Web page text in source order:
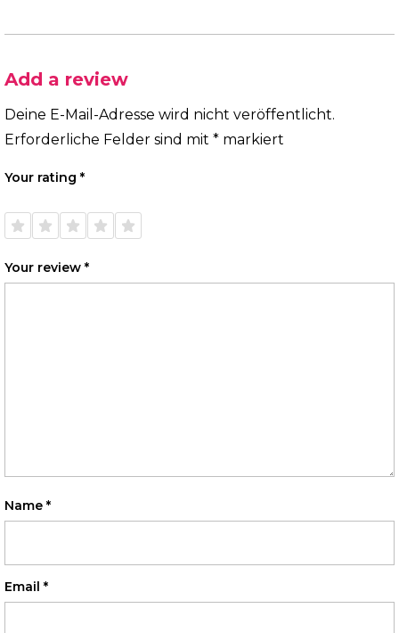
Add a review
Deine E-Mail-Adresse wird nicht veröffentlicht.
Erforderliche Felder sind mit * markiert
Your rating *
Your review *
Name *
Email *